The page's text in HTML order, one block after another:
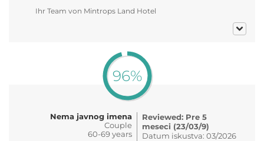
Ihr Team von Mintrops Land Hotel
96%
Nema javnog imena
Couple
60-69 years
Reviewed: Pre 5
meseci (23/03/9)
Datum iskustva: 03/2026